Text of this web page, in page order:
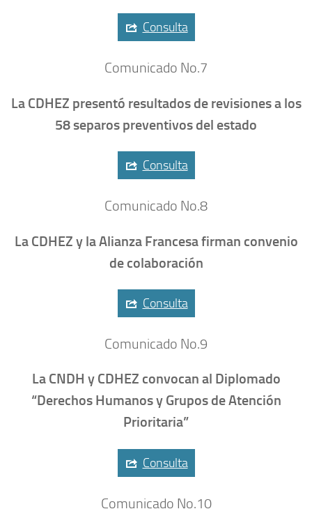
Consulta
Comunicado No.7
La CDHEZ presentó resultados de revisiones a los
58 separos preventivos del estado
Consulta
Comunicado No.8
La CDHEZ y la Alianza Francesa firman convenio
de colaboración
Consulta
Comunicado No.9
La CNDH y CDHEZ convocan al Diplomado
“Derechos Humanos y Grupos de Atención
Prioritaria”
Consulta
Comunicado No.10